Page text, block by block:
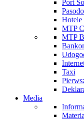
Port
Hotele
MTP
MTP
Taxi
Media